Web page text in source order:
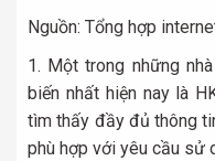
Nguồn: Tổng hợp
Một trong những
biến nhất hiện nay là
tìm thấy đầy đủ thông
phù hợp với yêu cầu sử